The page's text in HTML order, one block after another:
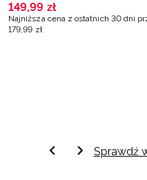
149,99 zł
Najniższa cena z ostatnich 30 dni
179,99 zł
Sprawdź